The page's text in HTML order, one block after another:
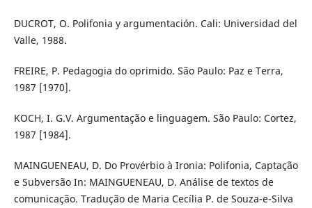
DUCROT, O. Polifonia y argumentación. Cali: Universidad del
Valle, 1988.
FREIRE, P. Pedagogia do oprimido. São Paulo: Paz e Terra,
1987 [1970].
KOCH, I. G.V. Argumentação e linguagem. São Paulo: Cortez,
1987 [1984].
MAINGUENEAU, D. Do Provérbio à Ironia: Polifonia, Captação
e Subversão In: MAINGUENEAU, D. Análise de textos de
comunicação. Tradução de Maria Cecília P. de Souza-e-Silva